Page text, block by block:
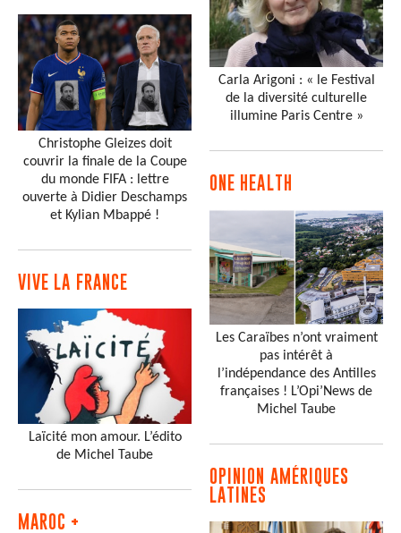
Christophe Gleizes doit
couvrir la finale de la Coupe
du monde FIFA : lettre
ouverte à Didier Deschamps
et Kylian Mbappé !
VIVE LA FRANCE
Laïcité mon amour. L’édito
de Michel Taube
MAROC +
Carla Arigoni : « le Festival
de la diversité culturelle
illumine Paris Centre »
ONE HEALTH
Les Caraïbes n’ont vraiment
pas intérêt à
l’indépendance des Antilles
françaises ! L’Opi’News de
Michel Taube
OPINION AMÉRIQUES
LATINES